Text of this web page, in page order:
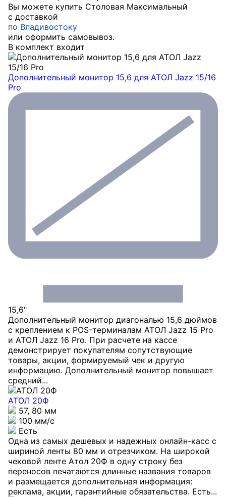
Вы можете купить Столовая Максимальный
с доставкой
по Владивостоку
или оформить самовывоз.
В комплект входит
Дополнительный монитор 15,6 для АТОЛ Jazz 15/16
Pro
15,6"
Дополнительный монитор диагональю 15,6 дюймов
с креплением к POS-терминалам АТОЛ Jazz 15 Pro
и АТОЛ Jazz 16 Pro. При расчете на кассе
демонстрирует покупателям сопутствующие
товары, акции, формируемый чек и другую
информацию. Дополнительный монитор повышает
средний...
АТОЛ 20Ф
57, 80 мм
100 мм/c
Есть
Одна из самых дешевых и надежных онлайн-касс с
шириной ленты 80 мм и отрезчиком. На широкой
чековой ленте Атол 20Ф в одну строку без
переносов печатаются длинные названия товаров
и размещается дополнительная информация:
реклама, акции, гарантийные обязательства. Есть...